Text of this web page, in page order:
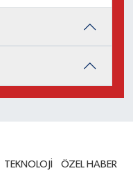
TEKNOLOJİ
ÖZEL HABER